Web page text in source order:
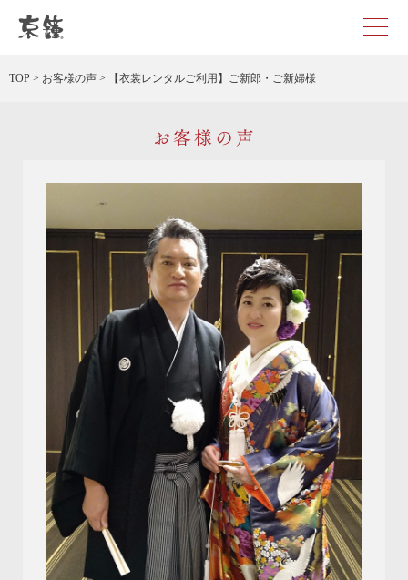
TOP > お客様の声 > 【衣裳レンタルご利用】ご新郎・ご新婦様